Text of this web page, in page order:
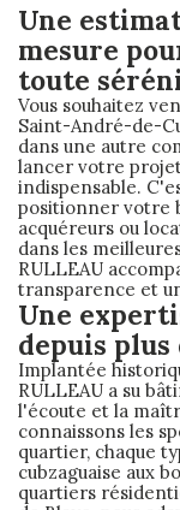
Une
mesure
toute
Vous souhaitez
Saint-André-de-
dans une autre
lancer votre
indispensable.
positionner votre
acquéreurs ou
dans les
RULLEAU
transparence et
Une
depuis plus
Implantée
RULLEAU a su
l'écoute et la
connaissons les
quartier, chaque
cubzaguaise aux
quartiers